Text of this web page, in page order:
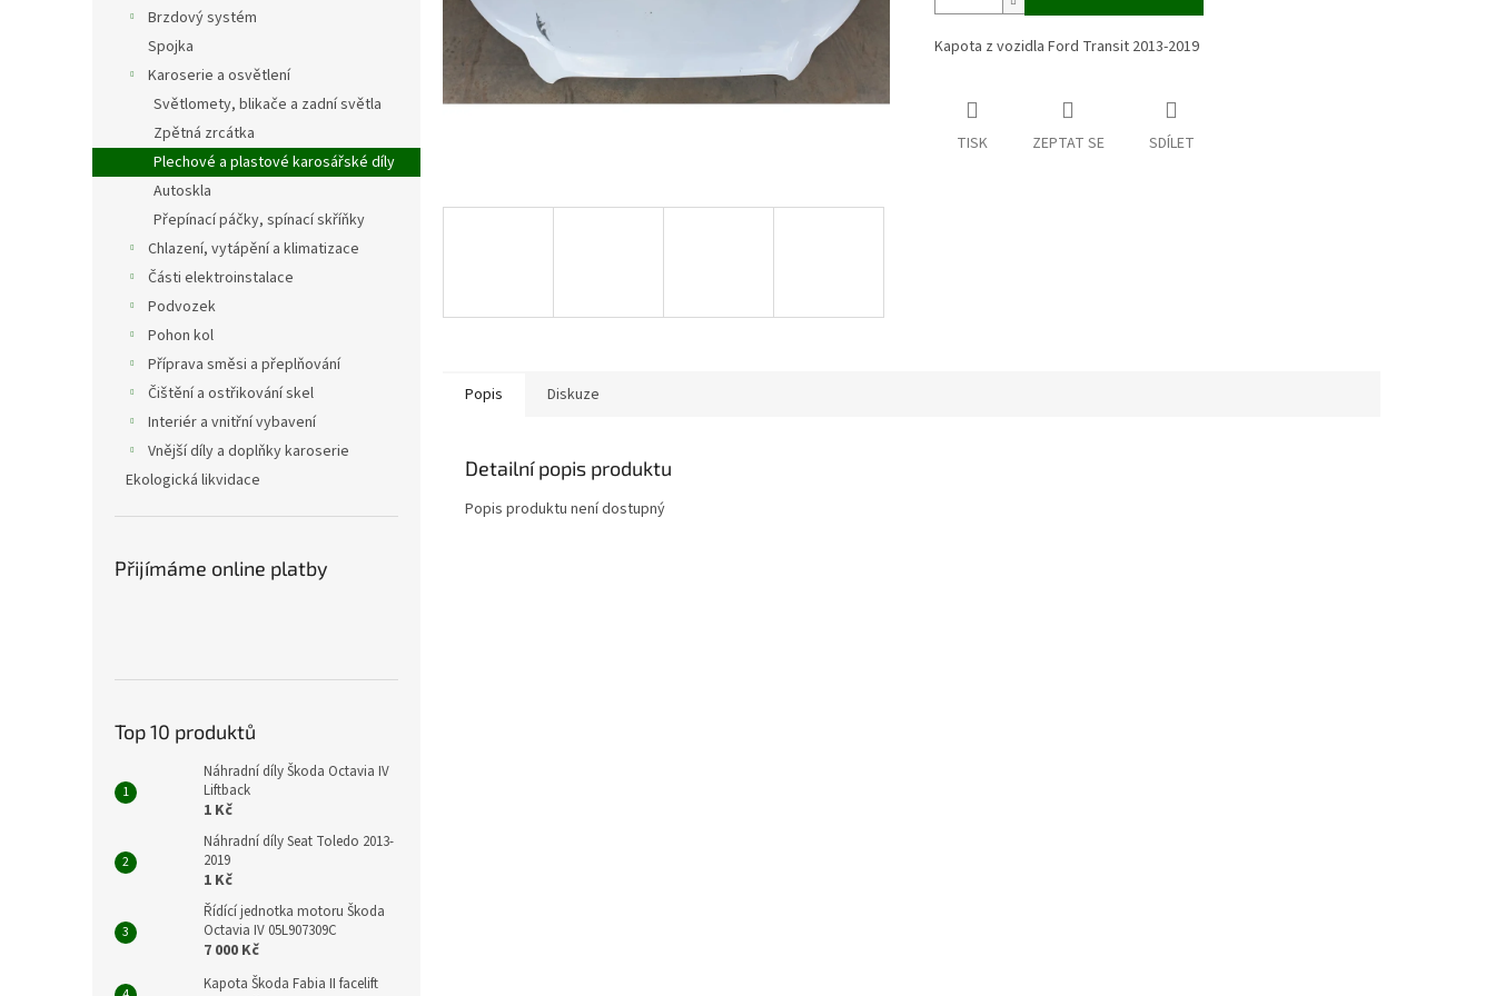
Brzdový systém
Spojka
Karoserie a osvětlení
Světlomety, blikače a zadní světla
Zpětná zrcátka
Plechové a plastové karosářské díly
Autoskla
Přepínací páčky, spínací skříňky
Chlazení, vytápění a klimatizace
Části elektroinstalace
Podvozek
Pohon kol
Příprava směsi a přeplňování
Čištění a ostřikování skel
Interiér a vnitřní vybavení
Vnější díly a doplňky karoserie
Ekologická likvidace
Přijímáme online platby
Top 10 produktů
Náhradní díly Škoda Octavia IV
Liftback
1 Kč
Náhradní díly Seat Toledo 2013-
2019
1 Kč
Řídící jednotka motoru Škoda
Octavia IV 05L907309C
7 000 Kč
Kapota Škoda Fabia II facelift
Kapota z vozidla Ford Transit 2013-2019
TISK ZEPTAT SE SDÍLET
Popis Diskuze
Detailní popis produktu
Popis produktu není dostupný